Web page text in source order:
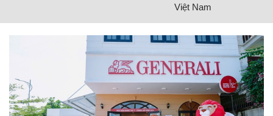
Việt Nam